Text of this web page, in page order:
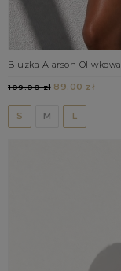
Bluzka Alarson Oliwkowa
109.00 zł89.00 zł
S M L